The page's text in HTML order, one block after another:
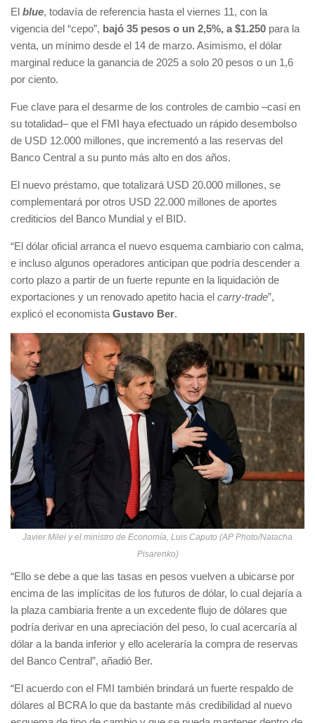
El blue, todavía de referencia hasta el viernes 11, con la
vigencia del “cepo”, bajó 35 pesos o un 2,5%, a $1.250 para la
venta, un mínimo desde el 14 de marzo. Asimismo, el dólar
marginal reduce la ganancia de 2025 a solo 20 pesos o un 1,6
por ciento.
Fue clave para el desarme de los controles de cambio –casi en
su totalidad– que el FMI haya efectuado un rápido desembolso
de USD 12.000 millones, que incrementó a las reservas del
Banco Central a su punto más alto en dos años.
El nuevo préstamo, que totalizará USD 20.000 millones, se
complementará por otros USD 22.000 millones de aportes
crediticios del Banco Mundial y el BID.
“El dólar oficial arranca el nuevo esquema cambiario con calma,
e incluso algunos operadores anticipan que podría descender a
corto plazo a partir de un fuerte repunte en la liquidación de
exportaciones y un renovado apetito hacia el carry-trade”,
explicó el economista Gustavo Ber.
Javier Milei y el ministro de Economía, Luis Caputo (AP Photo/Natacha
Pisarenko)
“Ello se debe a que las tasas en pesos vuelven a ubicarse por
encima de las implícitas de los futuros de dólar, lo cual dejaría a
la plaza cambiaria frente a un excedente flujo de dólares que
podría derivar en una apreciación del peso, lo cual acercaría al
dólar a la banda inferior y ello aceleraría la compra de reservas
del Banco Central”, añadió Ber.
“El acuerdo con el FMI también brindará un fuerte respaldo de
dólares al BCRA lo que da bastante más credibilidad al nuevo